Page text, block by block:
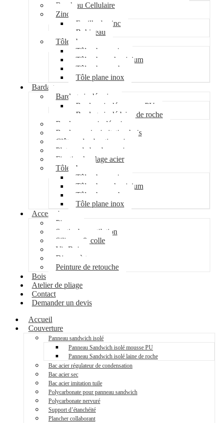
Bandeau Cellulaire
Zinc
Feuille de zinc
Bobineau
Tôle plane
Tôle plane acier
Tôle plane aluminium
Tôle plane galva
Tôle plane inox
Bardage
Bardage isolé acier
Bardage isolé mousse PU
Bardage isolé laine de roche
Bardage non isolé acier
Bardage acier imitation bois
Clôture de chantier acier
Plateau de bardage acier
Fixation bardage acier
Tôle plane
Tôle plane acier
Tôle plane aluminium
Tôle plane galva
Tôle plane inox
Accessoires
Pipeco
Sortie de ventilation
Silicone & colle
Vis Bois
Disque à tronçonner
Peinture de retouche
Bois
Atelier de pliage
Contact
Demander un devis
Accueil
Couverture
Panneau sandwich isolé
Panneau Sandwich isolé mousse PU
Panneau Sandwich isolé laine de roche
Bac acier régulateur de condensation
Bac acier sec
Bac acier imitation tuile
Polycarbonate pour panneau sandwich
Polycarbonate nervuré
Support d’étanchéité
Plancher collaborant